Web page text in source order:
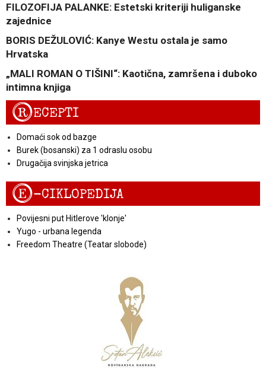
FILOZOFIJA PALANKE: Estetski kriteriji huliganske
zajednice
BORIS DEŽULOVIĆ: Kanye Westu ostala je samo
Hrvatska
„MALI ROMAN O TIŠINI“: Kaotična, zamršena i duboko
intimna knjiga
RECEPTI
Domaći sok od bazge
Burek (bosanski) za 1 odraslu osobu
Drugačija svinjska jetrica
E-CIKLOPEDIJA
Povijesni put Hitlerove 'klonje'
Yugo - urbana legenda
Freedom Theatre (Teatar slobode)